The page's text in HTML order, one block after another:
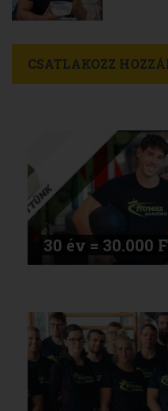
CSATLAKOZZ
30 év = 30.000